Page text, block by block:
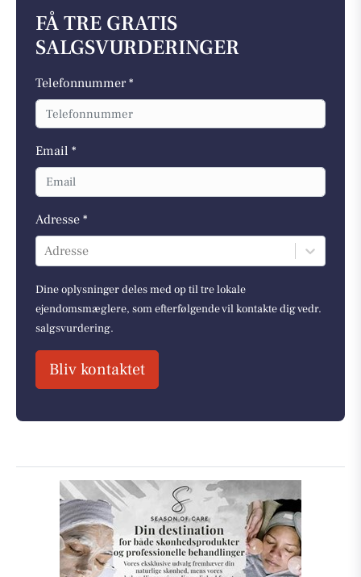
FÅ TRE GRATIS
SALGSVURDERINGER
Telefonnummer *
Email *
Adresse *
Adresse
Dine oplysninger deles med op til tre lokale
ejendomsmæglere, som efterfølgende vil kontakte dig vedr.
salgsvurdering.
Bliv kontaktet